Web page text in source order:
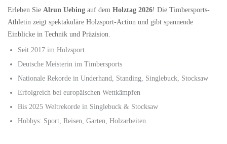
Erleben Sie Alrun Uebing auf dem Holztag 2026! Die Timbersports-
Athletin zeigt spektakuläre Holzsport-Action und gibt spannende
Einblicke in Technik und Präzision.
Seit 2017 im Holzsport
Deutsche Meisterin im Timbersports
Nationale Rekorde in Underhand, Standing, Singlebuck, Stocksaw
Erfolgreich bei europäischen Wettkämpfen
Bis 2025 Weltrekorde in Singlebuck & Stocksaw
Hobbys: Sport, Reisen, Garten, Holzarbeiten